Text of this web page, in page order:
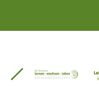
Südtirol
Gärtnervereinigung